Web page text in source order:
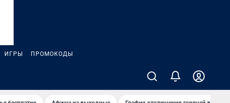
ИГРЫ ПРОМОКОДЫ